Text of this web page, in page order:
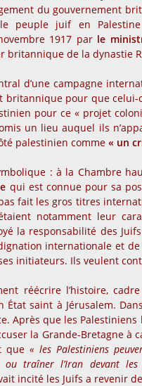
du gouvernement
peuple juif en
1917 par le
britannique de la dynastie
d’une campagne
pour que
pour ce « projet
un lieu auquel ils
palestinien comme « un
: à la Chambre
qui est connue pour sa
fait les gros titres
notamment leur
la responsabilité des
internationale et
initiateurs. Ils veulent
réécrire l’histoire,
saint à Jérusalem.
Après que les
la Grande-Bretagne à
que « les Palestiniens
traîner l’Iran devant
incité les Juifs a revenir